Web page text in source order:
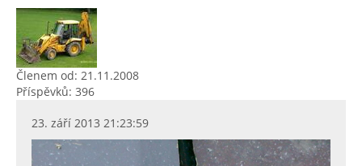
Členem od: 21.11.2008
Příspěvků: 396
23. září 2013 21:23:59